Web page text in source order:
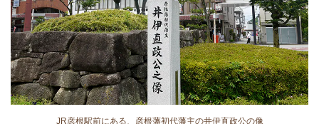
JR彦根駅前にある、彦根藩初代藩主の井伊直政公の像